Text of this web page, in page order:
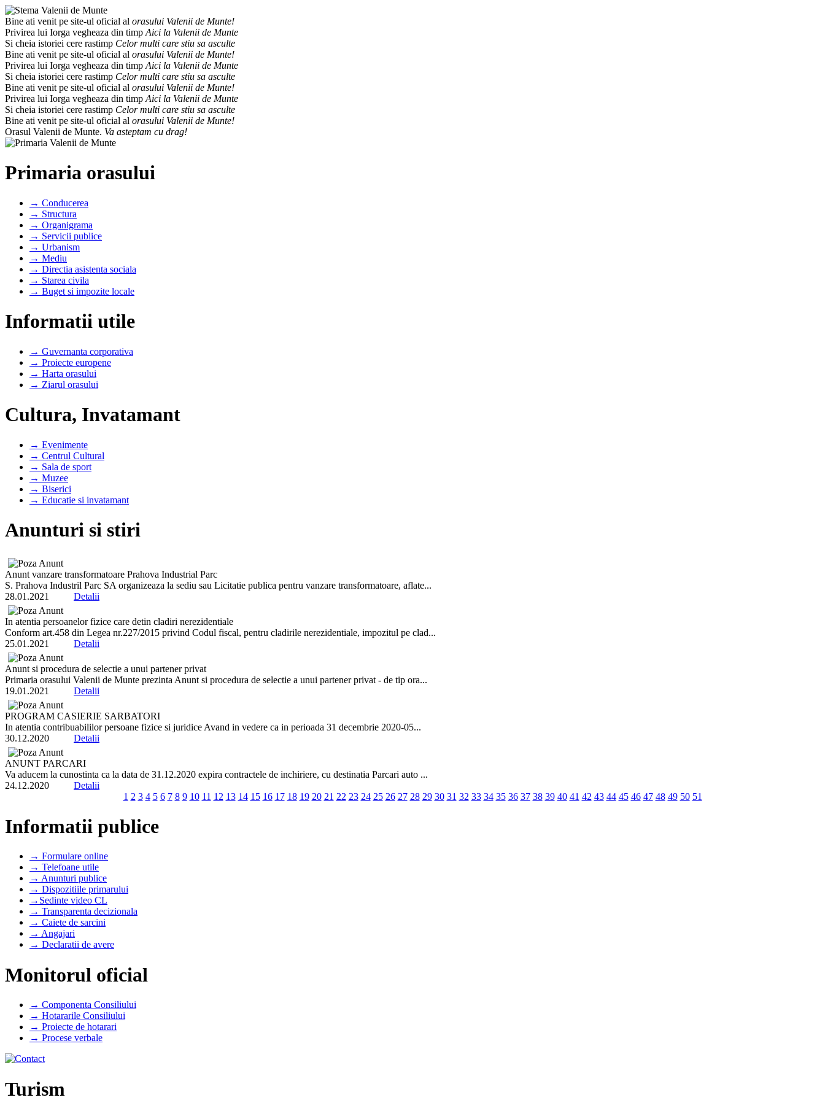
Bine ati venit pe site-ul oficial al orasului Valenii de Munte!
Privirea lui Iorga vegheaza din timp Aici la Valenii de Munte
Si cheia istoriei cere rastimp Celor multi care stiu sa asculte
Bine ati venit pe site-ul oficial al orasului Valenii de Munte!
Privirea lui Iorga vegheaza din timp Aici la Valenii de Munte
Si cheia istoriei cere rastimp Celor multi care stiu sa asculte
Bine ati venit pe site-ul oficial al orasului Valenii de Munte!
Privirea lui Iorga vegheaza din timp Aici la Valenii de Munte
Si cheia istoriei cere rastimp Celor multi care stiu sa asculte
Bine ati venit pe site-ul oficial al orasului Valenii de Munte!
Orasul Valenii de Munte. Va asteptam cu drag!
Primaria orasului
→ Conducerea
→ Structura
→ Organigrama
→ Servicii publice
→ Urbanism
→ Mediu
→ Directia asistenta sociala
→ Starea civila
→ Buget si impozite locale
Informatii utile
→ Guvernanta corporativa
→ Proiecte europene
→ Harta orasului
→ Ziarul orasului
Cultura, Invatamant
→ Evenimente
→ Centrul Cultural
→ Sala de sport
→ Muzee
→ Biserici
→ Educatie si invatamant
Anunturi si stiri
Anunt vanzare transformatoare Prahova Industrial Parc
S. Prahova Industril Parc SA organizeaza la sediu sau Licitatie publica pentru vanzare transformatoare, aflate...
28.01.2021 Detalii
In atentia persoanelor fizice care detin cladiri nerezidentiale
Conform art.458 din Legea nr.227/2015 privind Codul fiscal, pentru cladirile nerezidentiale, impozitul pe clad...
25.01.2021 Detalii
Anunt si procedura de selectie a unui partener privat
Primaria orasului Valenii de Munte prezinta Anunt si procedura de selectie a unui partener privat - de tip ora...
19.01.2021 Detalii
PROGRAM CASIERIE SARBATORI
In atentia contribuabililor persoane fizice si juridice Avand in vedere ca in perioada 31 decembrie 2020-05...
30.12.2020 Detalii
ANUNT PARCARI
Va aducem la cunostinta ca la data de 31.12.2020 expira contractele de inchiriere, cu destinatia Parcari auto ...
24.12.2020 Detalii
1 2 3 4 5 6 7 8 9 10 11 12 13 14 15 16 17 18 19 20 21 22 23 24 25 26 27 28 29 30 31 32 33 34 35 36 37 38 39 40 41 42 43 44 45 46 47 48 49 50 51
Informatii publice
→ Formulare online
→ Telefoane utile
→ Anunturi publice
→ Dispozitiile primarului
→Sedinte video CL
→ Transparenta decizionala
→ Caiete de sarcini
→ Angajari
→ Declaratii de avere
Monitorul oficial
→ Componenta Consiliului
→ Hotararile Consiliului
→ Proiecte de hotarari
→ Procese verbale
Turism